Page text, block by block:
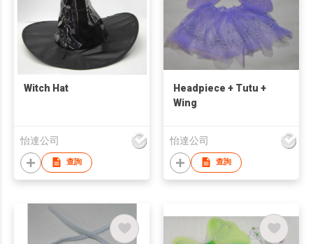
Witch Hat
怡達公司
查詢
Headpiece + Tutu +
Wing
怡達公司
查詢